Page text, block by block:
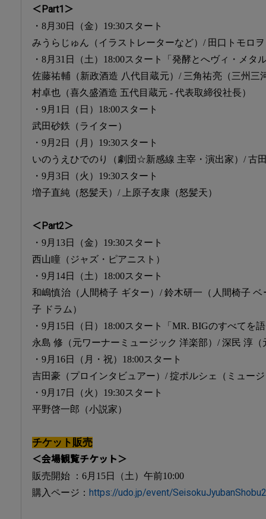
＜Part1＞
・8月30日（金）19:30スタート
みうらじゅん（イラストレーターなど）/ 田口トモロ
・8月31日（土）18:00スタート「発酵とへヴィ・メタ
佐藤祐輔（新政酒造 八代目蔵元）/ 三角祐亮（三州三
村卓也（喜久盛酒造 五代目蔵元 - 代表取締役社長）
・9月1日（日）18:00スタート
武田砂鉄（ライター）
・9月2日（月）19:30スタート
いのうえひでのり（劇団☆新感線 主宰・演出家）/ 古
・9月3日（火）19:30スタート
増子直純（怒髪天）/ 上原子友康（怒髪天）
＜Part2＞
・9月13日（金）19:30スタート
西山瞳（ジャズ・ピアニスト）
・9月14日（土）18:00スタート
和嶋慎治（人間椅子 ギター）/ 鈴木研一（人間椅子
子 ドラム）
・9月15日（日）18:00スタート「MR. BIGのすべてを
永島 修（元ワーナーミュージック 洋楽部）/ 深民 淳
・9月16日（月・祝）18:00スタート
吉田豪（プロインタビュアー）/ 掟ポルシェ（ミュー
・9月17日（火）19:30スタート
平野啓一郎（小説家）
チケット販売
＜会場観覧チケット＞
販売開始 ：6月15日（土）午前10:00
購入ページ： https://udo.jp/event/